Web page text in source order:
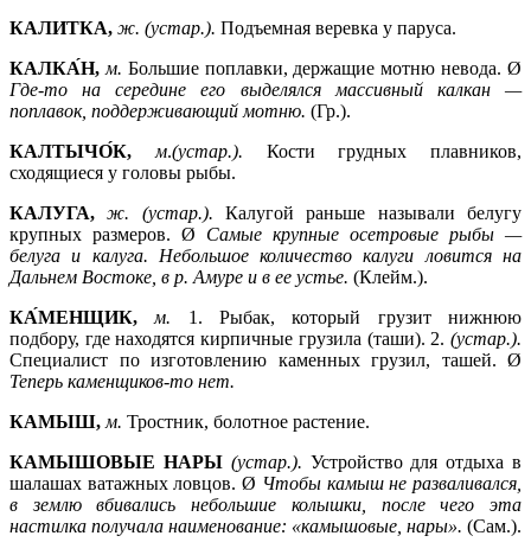
КАЛИТКА, ж. (устар.). Подъемная веревка у паруса.
КАЛКА́Н, м. Большие поплавки, держащие мотню невода. Ø
Где-то на середине его выделялся массивный калкан —
поплавок, поддерживающий мотню. (Гр.).
КАЛТЫЧО́К,
м.(устар.). Кости грудных плавников,
сходящиеся у головы рыбы.
КАЛУГА,ж. (устар.).Калугой раньше называли белугу
крупных размеров. Ø Самые крупные осетровые рыбы —
белуга и калуга. Небольшое количество калуги ловится на
Дальнем Востоке, в р. Амуре и в ее устье. (Клейм.).
КА́МЕНЩИК, м. 1.
Рыбак, который грузит нижнюю
подбору, где находятся кирпичные грузила (таши). 2. (устар.).
Специалист по изготовлению каменных грузил, ташей. Ø
Теперь каменщиков-то нет.
КАМЫШ, м. Тростник, болотное растение.
КАМЫШОВЫЕ НАРЫ (устар.). Устройство для отдыха в
шалашах ватажных ловцов. Ø Чтобы камыш не разваливался,
в землю вбивались небольшие колышки, после чего эта
настилка получала наименование: «камышовые, нары». (Сам.).